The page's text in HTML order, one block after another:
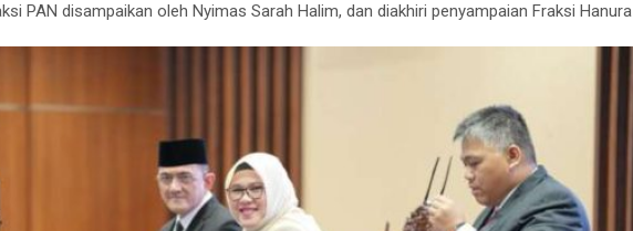
PAN disampaikan oleh Nyimas Sarah Halim, dan diakhiri penyampaian Fraksi Hanura